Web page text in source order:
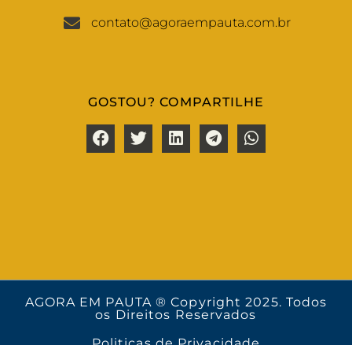
contato@agoraempauta.com.br
GOSTOU? COMPARTILHE
AGORA EM PAUTA ® Copyright 2025. Todos
os Direitos Reservados